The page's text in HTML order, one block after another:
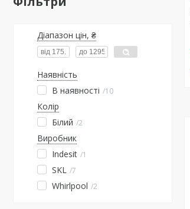
Діапазон цін, ₴
Наявність
В наявності
10
Колір
Білий 2
Виробник
Indesit 1
SKL 7
Whirlpool 2